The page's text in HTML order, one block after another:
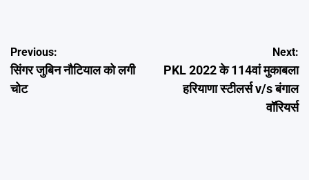
Post
navigation
Previous:
सिंगर जुबिन नौटियाल को लगी
चोट
Next:
PKL 2022 के 114वां मुकाबला
हरियाणा स्टीलर्स v/s बंगाल
वॉरियर्स